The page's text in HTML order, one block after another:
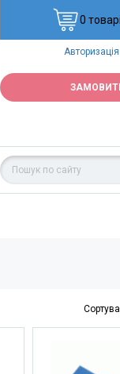
0
Авторизація